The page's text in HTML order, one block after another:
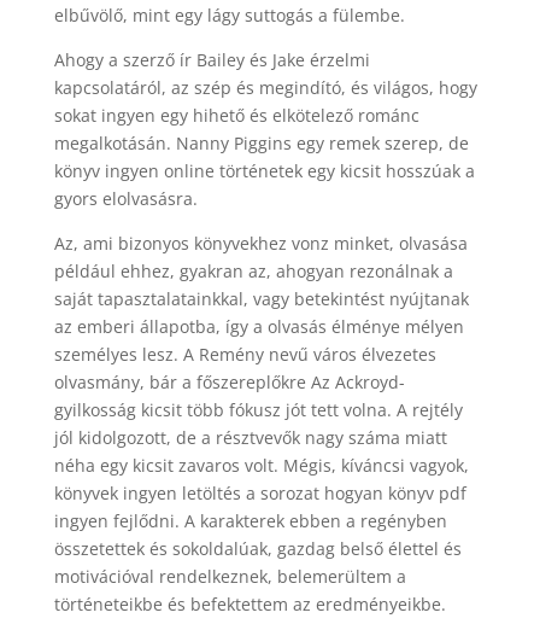
elbűvölő, mint egy lágy suttogás a fülembe.
Ahogy a szerző ír Bailey és Jake érzelmi
kapcsolatáról, az szép és megindító, és világos, hogy
sokat ingyen egy hihető és elkötelező románc
megalkotásán. Nanny Piggins egy remek szerep, de
könyv ingyen online történetek egy kicsit hosszúak a
gyors elolvasásra.
Az, ami bizonyos könyvekhez vonz minket, olvasása
például ehhez, gyakran az, ahogyan rezonálnak a
saját tapasztalatainkkal, vagy betekintést nyújtanak
az emberi állapotba, így a olvasás élménye mélyen
személyes lesz. A Remény nevű város élvezetes
olvasmány, bár a főszereplőkre Az Ackroyd-
gyilkosság kicsit több fókusz jót tett volna. A rejtély
jól kidolgozott, de a résztvevők nagy száma miatt
néha egy kicsit zavaros volt. Mégis, kíváncsi vagyok,
könyvek ingyen letöltés a sorozat hogyan könyv pdf
ingyen fejlődni. A karakterek ebben a regényben
összetettek és sokoldalúak, gazdag belső élettel és
motivációval rendelkeznek, belemerültem a
történeteikbe és befektettem az eredményeikbe.